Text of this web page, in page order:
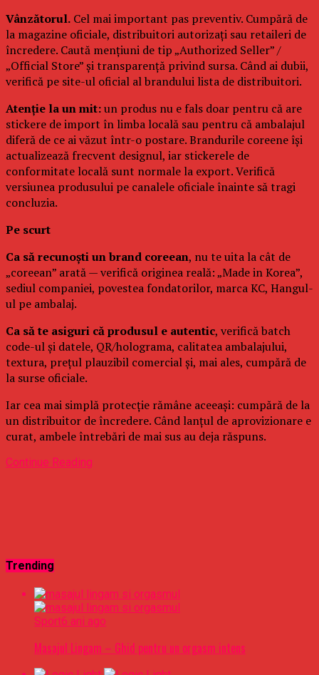
Vânzătorul. Cel mai important pas preventiv. Cumpără de
la magazine oficiale, distribuitori autorizați sau retaileri de
încredere. Caută mențiuni de tip „Authorized Seller” /
„Official Store” și transparență privind sursa. Când ai dubii,
verifică pe site-ul oficial al brandului lista de distribuitori.
Atenție la un mit:un produs nu e fals doar pentru că are
stickere de import în limba locală sau pentru că ambalajul
diferă de ce ai văzut într-o postare. Brandurile coreene își
actualizează frecvent designul, iar stickerele de
conformitate locală sunt normale la export. Verifică
versiunea produsului pe canalele oficiale înainte să tragi
concluzia.
Pe scurt
Ca să recunoști un brand coreean, nu te uita la cât de
„coreean” arată — verifică originea reală: „Made in Korea”,
sediul companiei, povestea fondatorilor, marca KC, Hangul-
ul pe ambalaj.
Ca să te asiguri că produsul e autentic, verifică batch
code-ul și datele, QR/holograma, calitatea ambalajului,
textura, prețul plauzibil comercial și, mai ales, cumpără de
la surse oficiale.
Iar cea mai simplă protecție rămâne aceeași: cumpără de la
un distribuitor de încredere. Când lanțul de aprovizionare e
curat, ambele întrebări de mai sus au deja răspuns.
Continue Reading
Trending
Sport6 ani ago
Masajul Lingam – Ghid pentru un orgasm intens